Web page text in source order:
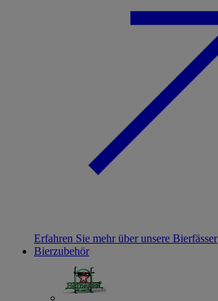
Erfahren Sie mehr über unsere Bierfässer
Bierzubehör